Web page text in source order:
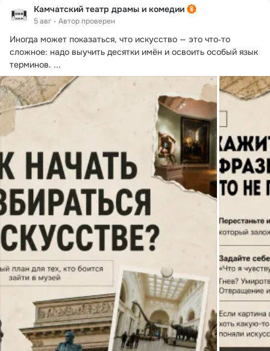
Камчатский театр драмы и комедии
5 авг Автор проверен
Иногда может показаться, что искусство — это что‑то
сложное: надо выучить десятки имён и освоить особый язык
терминов. ...